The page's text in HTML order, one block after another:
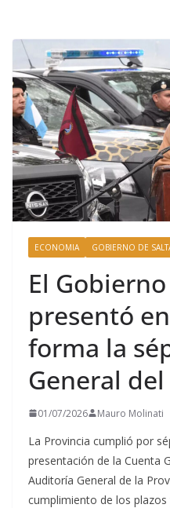
ECONOMIA GOBIERNO DE
El
presentó
forma la
General
01/07/2026 Mauro Molinati
La Provincia cumplió por
presentación de la Cuenta
Auditoría General de la
cumplimiento de los